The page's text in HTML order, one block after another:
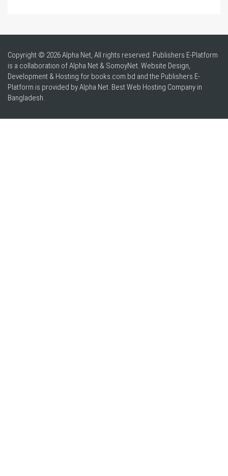
Copyright © 2026 Alpha Net, All rights reserved. Publishers E-Platform
is a collaboration of Alpha Net & SomoyNet. Website Design,
Development & Hosting for books.com.bd and the Publishers E-
Platform is provided by Alpha Net. BestWeb Hosting Company in
Bangladesh.